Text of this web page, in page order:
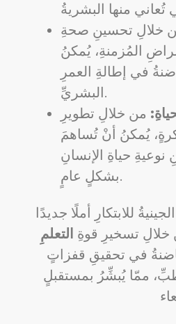
خلالِ تحسينِ صحةِ
المُزمنةِ، يُمكنُ
في إطالةِ العمرِ
البشريِّ.
من خلالِ تطويرِ
يُمكنُ أنْ تُساهمَ
حياةِ الإنسانِ
بشكلٍ عامٍ.
للابتكارِ أملًا جديدًا
تسخيرِ قوةِ التعلمِ
في تحقيقِ قفزاتٍ
ممّا يُبشِّرُ بمستقبلٍ